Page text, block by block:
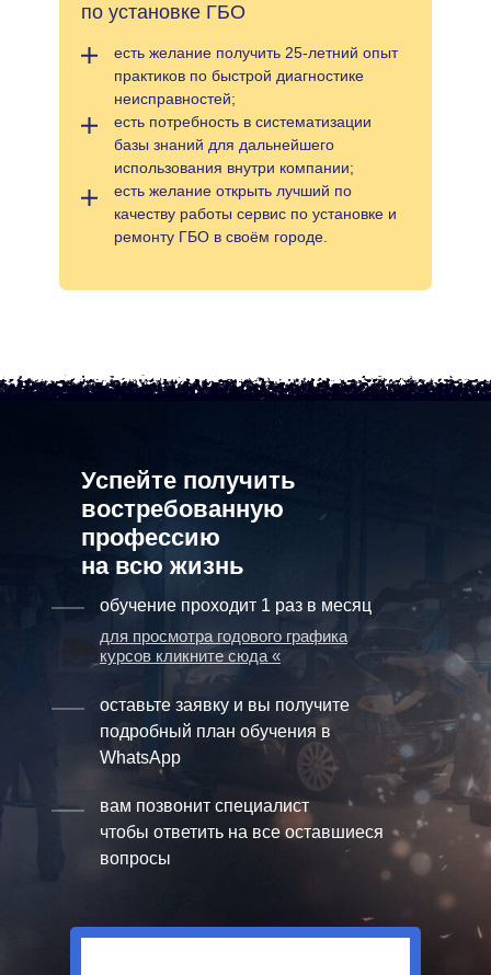
по установке ГБО
есть желание получить 25-летний опыт
практиков по быстрой диагностике
неисправностей;
есть потребность в систематизации
базы знаний для дальнейшего
использования внутри компании;
есть желание открыть лучший по
качеству работы сервис по установке и
ремонту ГБО в своём городе.
обучение проходит 1 раз в месяц
оставьте заявку и вы получите
подробный план обучения в
WhatsApp
вам позвонит специалист
чтобы ответить на все оставшиеся
вопросы
Успейте получить
востребованную
профессию
на всю жизнь
для просмотра годового графика
курсов кликните сюда «